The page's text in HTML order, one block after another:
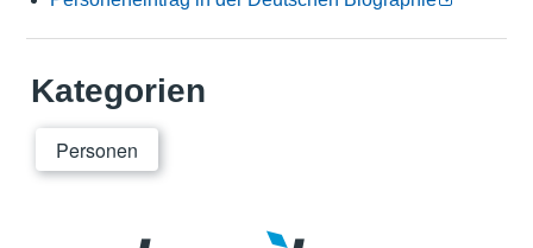
Kategorien
Personen